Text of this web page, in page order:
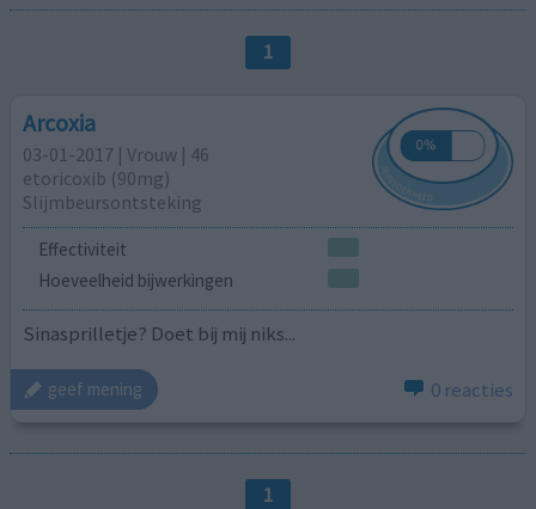
1
Arcoxia
03-01-2017 | Vrouw | 46
etoricoxib (90mg)
Slijmbeursontsteking
Effectiviteit
Hoeveelheid bijwerkingen
Sinasprilletje? Doet bij mij niks...
geef mening 0 reacties
1